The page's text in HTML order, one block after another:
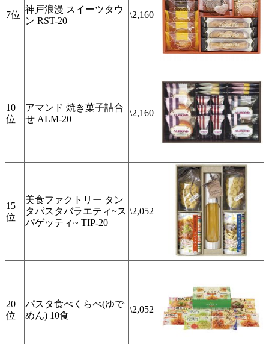
7位
神戸浪漫 スイーツタウ
ン RST-20
\2,160
10
位
アマンド 焼き菓子詰合
せ ALM-20
\2,160
15
位
美食ファクトリー タン
タパスタバラエティ~ス
パゲッティ~ TIP-20
\2,052
20
位
パスタ食べくらべ(ゆで
めん) 10食
\2,052